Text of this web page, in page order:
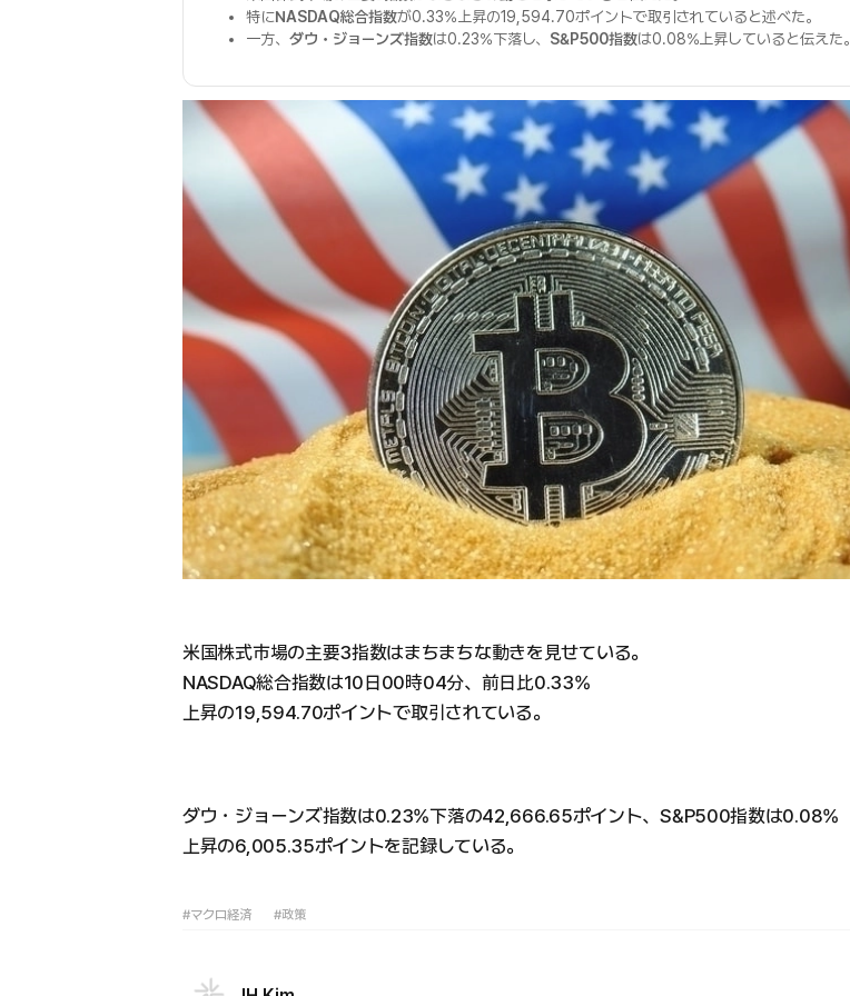
特にNASDAQ総合指数が0.33%上昇の19,594.70ポイントで取引されていると述べた。
一方、 ダウ・ジョーンズ指数は0.23%下落し、 S&P500指数は0.08%上昇していると伝えた。
米国株式市場の主要3指数はまちまちな動きを見せている。
NASDAQ総合指数は10日00時04分、前日比0.33%
上昇の19,594.70ポイントで取引されている。
ダウ・ジョーンズ指数は0.23%下落の42,666.65ポイント、S&P500指数は0.08%
上昇の6,005.35ポイントを記録している。
#マクロ経済 #政策